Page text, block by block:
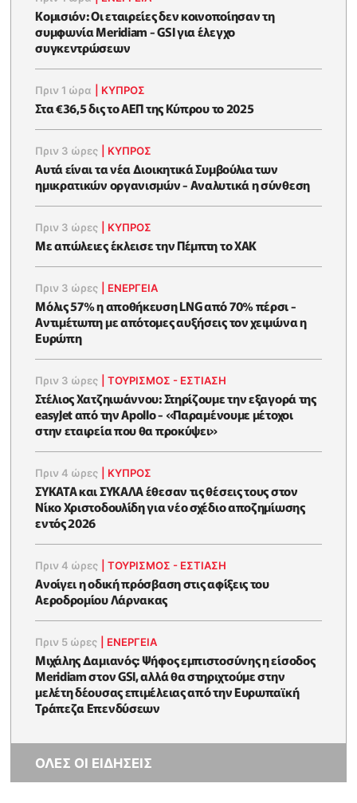
Κομισιόν: Οι εταιρείες δεν κοινοποίησαν τη
συμφωνία Meridiam - GSI για έλεγχο
συγκεντρώσεων
Πριν 1 ώρα ΚΥΠΡΟΣ
Στα €36,5 δις το ΑΕΠ της Κύπρου το 2025
Πριν 3 ώρες ΚΥΠΡΟΣ
Αυτά είναι τα νέα Διοικητικά Συμβούλια των
ημικρατικών οργανισμών - Αναλυτικά η σύνθεση
Πριν 3 ώρες ΚΥΠΡΟΣ
Με απώλειες έκλεισε την Πέμπτη το ΧΑΚ
Πριν 3 ώρες ΕΝΈΡΓΕΙΑ
Μόλις 57% η αποθήκευση LNG από 70% πέρσι -
Αντιμέτωπη με απότομες αυξήσεις τον χειμώνα η
Ευρώπη
Πριν 3 ώρες |ΤΟΥΡΙΣΜΟΣ - ΕΣΤΙΑΣΗ
Στέλιος Χατζηιωάννου: Στηρίζουμε την εξαγορά της
easyJet από την Apollo - «Παραμένουμε μέτοχοι
στην εταιρεία που θα προκύψει»
Πριν 4 ώρες ΚΥΠΡΟΣ
ΣΥΚΑΤΑ και ΣΥΚΑΛΑ έθεσαν τις θέσεις τους στον
Νίκο Χριστοδουλίδη για νέο σχέδιο αποζημίωσης
εντός 2026
Πριν 4 ώρες |ΤΟΥΡΙΣΜΟΣ - ΕΣΤΙΑΣΗ
Ανοίγει η οδική πρόσβαση στις αφίξεις του
Αεροδρομίου Λάρνακας
Πριν 5 ώρες ΕΝΈΡΓΕΙΑ
Μιχάλης Δαμιανός: Ψήφος εμπιστοσύνης η είσοδος
Meridiam στον GSI, αλλά θα στηριχτούμε στην
μελέτη δέουσας επιμέλειας από την Ευρωπαϊκή
Τράπεζα Επενδύσεων
ΟΛΕΣ ΟΙ ΕΙΔΗΣΕΙΣ